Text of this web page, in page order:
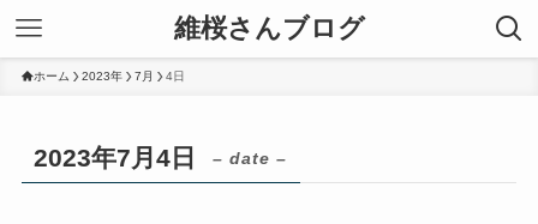
維桜さんブログ
ホーム 2023年 7月 4日
2023年7月4日 – date –